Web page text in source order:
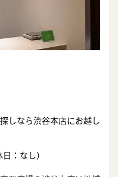
しなら渋谷本店にお越し
：なし）
でお試し査定